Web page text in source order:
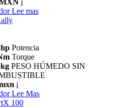
i
Lee mas
hp Potencia
Torque
PESO HÚMEDO SIN
i
Lee Mas
100